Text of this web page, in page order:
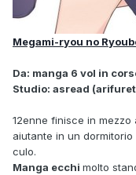
Megami-ryou no
Da: manga 6 vol in
Studio: asread
12enne finisce in
aiutante in un dormitorio
culo.
Manga ecchi molto